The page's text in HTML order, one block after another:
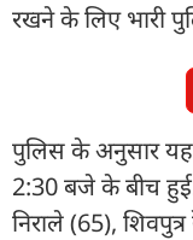
रखने के लिए भारी
पुलिस के अनुसार यह
2:30 बजे के बीच हुई.
निराले (65), शिवपुत्र